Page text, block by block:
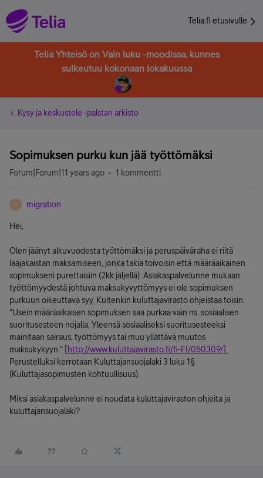
Telia.fi etusivulle
Telia Yhteisö on Vain luku -moodissa, kunnes
sulkeutuu kokonaan lokakuussa
Kysy ja keskustele -palstan arkisto
Sopimuksen purku kun jää työttömäksi
Forum|Forum|11 years ago 1 kommentti
M migration
Hei,
Olen jäänyt alkuvuodesta työttömäksi ja peruspäiväraha ei riitä
laajakaistan maksamiseen, jonka takia toivoisin että määräaikainen
sopimukseni purettaisiin (2kk jäljellä). Asiakaspalvelunne mukaan
työttömyydestä johtuva maksukyvyttömyys ei ole sopimuksen
purkuun oikeuttava syy. Kuitenkin kuluttajavirasto ohjeistaa toisin:
"Usein määräaikaisen sopimuksen saa purkaa vain ns. sosiaalisen
suoritusesteen nojalla. Yleensä sosiaaliseksi suoritusesteeksi
mainitaan sairaus, työttömyys tai muu yllättävä muutos
maksukykyyn." [
http://www.kuluttajavirasto.fi/fi-FI/050309/].
Perustelluksi kerrotaan Kuluttajansuojalaki 3 luku 1§
(Kuluttajasopimusten kohtuullisuus).
Miksi asiakaspalvelunne ei noudata kuluttajaviraston ohjeita ja
kuluttajansuojalaki?